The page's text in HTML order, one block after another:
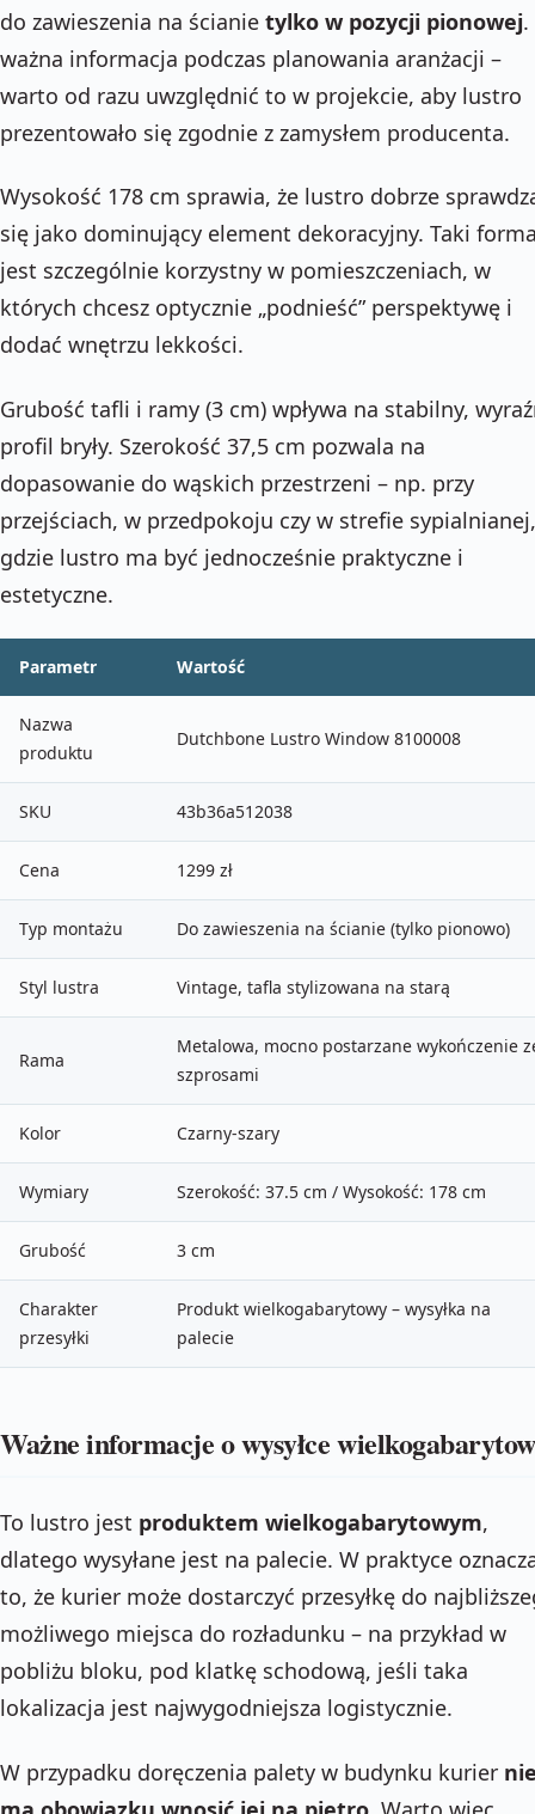
do zawieszenia na ścianie tylko w pozycji pionowej.
ważna informacja podczas planowania aranżacji –
warto od razu uwzględnić to w projekcie, aby lustro
prezentowało się zgodnie z zamysłem producenta.
Wysokość 178 cm sprawia, że lustro dobrze
się jako dominujący element dekoracyjny. Taki
jest szczególnie korzystny w pomieszczeniach, w
których chcesz optycznie „podnieść” perspektywę i
dodać wnętrzu lekkości.
Grubość tafli i ramy (3 cm) wpływa na stabilny,
profil bryły. Szerokość 37,5 cm pozwala na
dopasowanie do wąskich przestrzeni – np. przy
przejściach, w przedpokoju czy w strefie sypialnianej,
gdzie lustro ma być jednocześnie praktyczne i
estetyczne.
Parametr Wartość
Nazwa
produktu
Dutchbone Lustro Window 8100008
SKU 43b36a512038
Cena 1299 zł
Typ montażu Do zawieszenia na ścianie (tylko pionowo)
Styl lustra Vintage, tafla stylizowana na starą
Rama
Metalowa, mocno postarzane wykończenie
szprosami
Kolor Czarny-szary
Wymiary Szerokość: 37.5 cm / Wysokość: 178 cm
Grubość 3 cm
Charakter
przesyłki
Produkt wielkogabarytowy – wysyłka na
palecie
Ważne informacje o wysyłce
To lustro jest produktem wielkogabarytowym,
dlatego wysyłane jest na palecie. W praktyce
to, że kurier może dostarczyć przesyłkę do
możliwego miejsca do rozładunku – na przykład w
pobliżu bloku, pod klatkę schodową, jeśli taka
lokalizacja jest najwygodniejsza logistycznie.
W przypadku doręczenia palety w budynku kurier